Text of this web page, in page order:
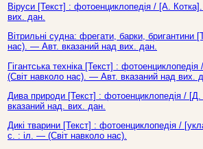
Віруси [Текст] : фотоенциклопедія / [А.
вих. дан.
Вітрильні судна: фрегати, барки,
нас). — Авт. вказаний над вих. дан.
Гігантська техніка [Текст] :
(Світ навколо нас). — Авт. вказаний над вих.
Дива природи [Текст] : фотоенциклопедія /
вказаний над. вих. дан.
Дикі тварини [Текст] : фотоенциклопедія /
с. : іл. — (Світ навколо нас).